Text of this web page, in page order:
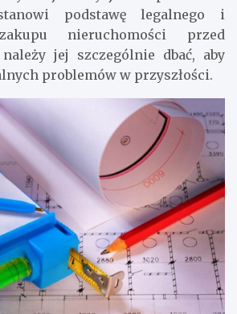
podstawę legalnego i
nieruchomości przed
jej szczególnie dbać, aby
problemów w przyszłości.